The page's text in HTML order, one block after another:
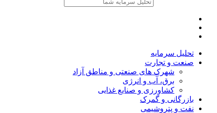
تحلیل‌ سرمایه
صنعت و تجارت
شهرک های صنعتی و مناطق آزاد
برق، آب و انرژی
کشاورزی و صنایع غذایی
بازرگانی و گمرک
نفت و پتروشیمی